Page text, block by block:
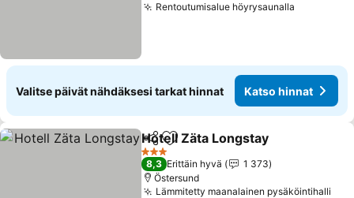
Rentoutumisalue höyrysaunalla
Valitse päivät nähdäksesi tarkat hinnat Katso hinnat
Jaa Lisää suosikkeihin
Hotell Zäta Longstay
3 Tähtiluokitus
8,3 Erittäin hyvä
1 373
Östersund
Lämmitetty maanalainen pysäköintihalli